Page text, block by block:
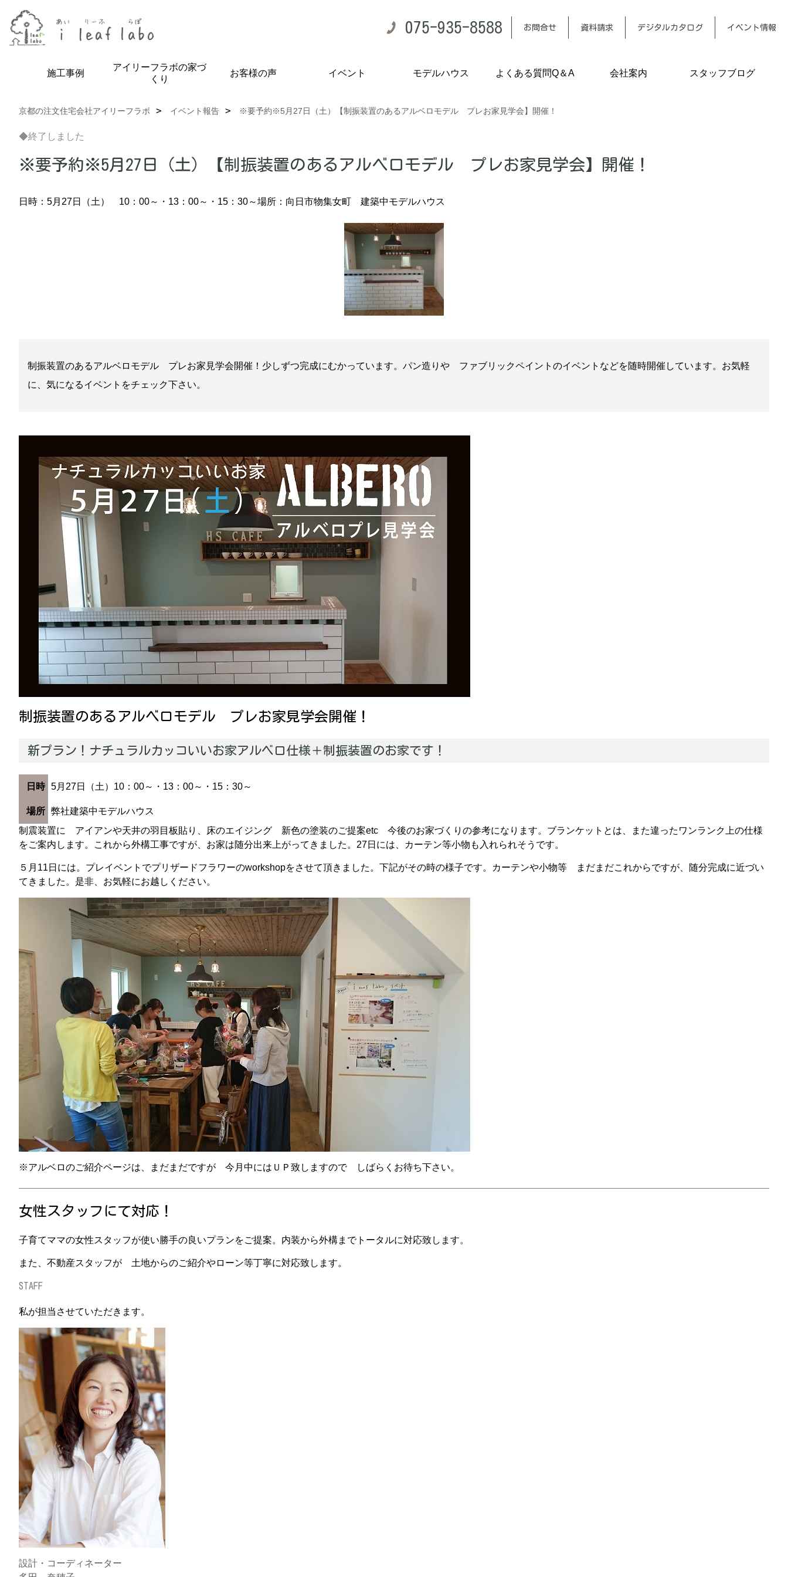
075-935-8588 お問合せ 資料請求 デジタルカタログ イベント情報
施工事例
アイリーフラボの家づ
くり
お客様の声 イベント モデルハウス よくある質問Q＆A 会社案内 スタッフブログ
京都の注文住宅会社アイリーフラボ イベント報告 ※要予約※5月27日（土）【制振装置のあるアルベロモデル プレお家見学会】開催！
◆終了しました
※要予約※5月27日（土）【制振装置のあるアルベロモデル プレお家見学会】開催！
日時：5月27日（土） 10：00～・13：00～・15：30～場所：向日市物集女町 建築中モデルハウス
制振装置のあるアルベロモデル プレお家見学会開催！少しずつ完成にむかっています。パン造りや ファブリックペイントのイベントなどを随時開催しています。お気軽
に、気になるイベントをチェック下さい。
制振装置のあるアルベロモデル プレお家見学会開催！
新プラン！ナチュラルカッコいいお家アルベロ仕様＋制振装置のお家です！
日時 5月27日（土）10：00～・13：00～・15：30～
場所 弊社建築中モデルハウス
制震装置に アイアンや天井の羽目板貼り、床のエイジング 新色の塗装のご提案etc 今後のお家づくりの参考になります。ブランケットとは、また違ったワンランク上の仕様
をご案内します。これから外構工事ですが、お家は随分出来上がってきました。27日には、カーテン等小物も入れられそうです。
５月11日には。プレイベントでプリザードフラワーのworkshopをさせて頂きました。下記がその時の様子です。カーテンや小物等 まだまだこれからですが、随分完成に近づい
てきました。是非、お気軽にお越しください。
※アルベロのご紹介ページは、まだまだですが 今月中にはＵＰ致しますので しばらくお待ち下さい。
女性スタッフにて対応！
子育てママの女性スタッフが使い勝手の良いプランをご提案。内装から外構までトータルに対応致します。
また、不動産スタッフが 土地からのご紹介やローン等丁寧に対応致します。
STAFF
私が担当させていただきます。
設計・コーディネーター